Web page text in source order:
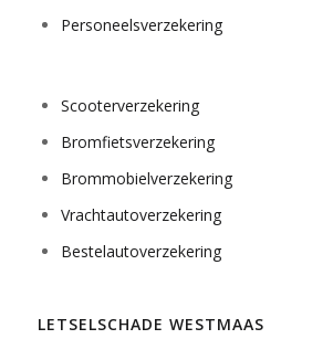
Personeelsverzekering
Scooterverzekering
Bromfietsverzekering
Brommobielverzekering
Vrachtautoverzekering
Bestelautoverzekering
LETSELSCHADE WESTMAAS